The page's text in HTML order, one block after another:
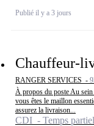
Publié il y a 3 jours
Chauffeur-
RANGER SERVICES -
À propos du poste Au
vous êtes le maillon
assurez la livraison...
CDI - Temps partiel